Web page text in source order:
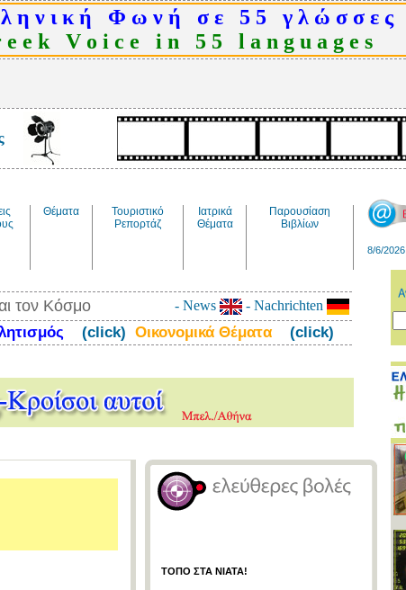
η ν ι κ ή Φ ω ν ή σ ε 5 5 γ λ ώ σ σ ε ς
e k V o i c e i n 5 5 l a n g u a g e s
Θέματα
Τουριστικό
Ρεπορτάζ
Ιατρικά
Θέματα
Παρουσίαση
Βιβλίων
8/6/2026
τον Κόσμο - News - Nachrichten
(click) Οικονομικά Θέματα (click)
ΤΟΠΟ ΣΤΑ ΝΙΑΤΑ!